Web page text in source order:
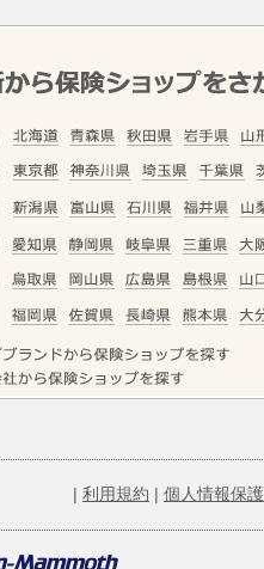
| 利用規約 | 個人情報保